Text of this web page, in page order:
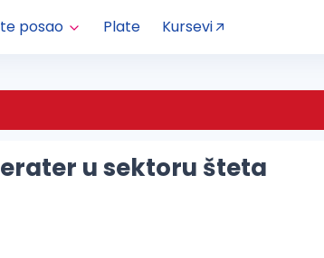
posao Plate Kursevi
u sektoru šteta